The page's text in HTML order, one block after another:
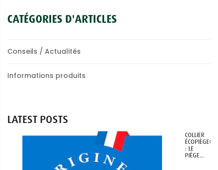
CATÉGORIES D'ARTICLES
Conseils / Actualités
Informations produits
LATEST POSTS
COLLIER
ÉCOPIÈGE®
: LE
PIÈGE...